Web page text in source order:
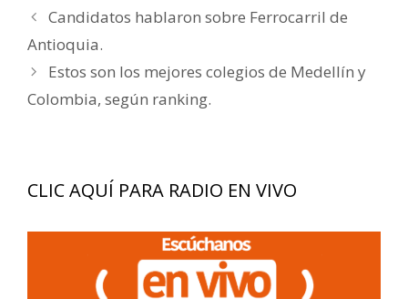
Navegación
de
entradas
Candidatos hablaron sobre Ferrocarril de
Antioquia.
Estos son los mejores colegios de Medellín y
Colombia, según ranking.
CLIC AQUÍ PARA RADIO EN VIVO